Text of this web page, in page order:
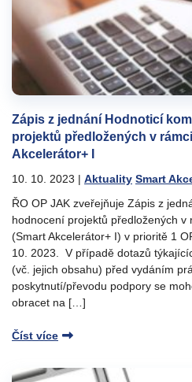
Zápis z jednání Hodnoticí
projektů předložených v
Akcelerátor+ I
10. 10. 2023 | Aktuality Smart
ŘO OP JAK zveřejňuje Zápis z
hodnocení projektů předložených v
(Smart Akcelerátor+ I) v prioritě 1
10. 2023. V případě dotazů
(vč. jejich obsahu) před vydáním
poskytnutí/převodu podpory se
obracet na […]
Číst více